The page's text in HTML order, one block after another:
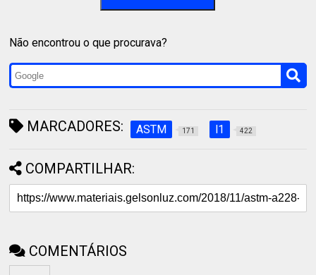
Não encontrou o que procurava?
MARCADORES: ASTM 171 l1 422
COMPARTILHAR:
COMENTÁRIOS